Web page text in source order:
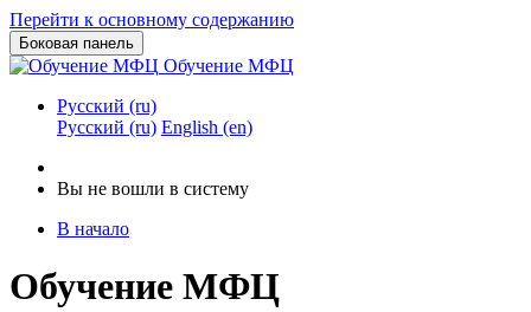
Перейти к основному содержанию
Боковая панель
Обучение МФЦ
Русский ‎(ru)‎
Русский ‎(ru)‎ English ‎(en)‎
Вы не вошли в систему
В начало
Обучение МФЦ